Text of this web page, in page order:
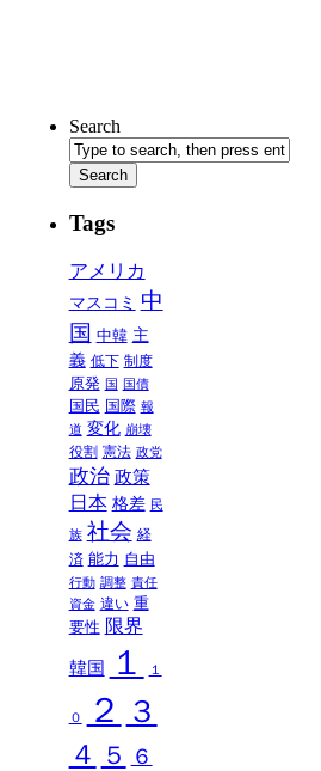
Search
Tags
アメリカ
マスコミ 中
国 中韓 主
義 低下 制度
原発 国 国債
国民 国際 報
道 変化 崩壊
役割 憲法 政党
政治 政策
日本 格差 民
族 社会 経
済 能力 自由
行動 調整 責任
資金 違い 重
要性 限界
韓国 １ １
０ ２ ３
４ ５ ６